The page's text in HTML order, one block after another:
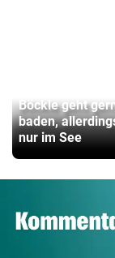
Böckle geht
baden,
nur im See